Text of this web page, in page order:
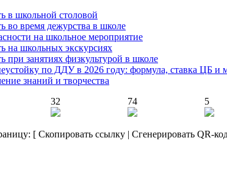
в школьной столовой
во время дежурства в школе
на школьное мероприятие
на школьных экскурсиях
при занятиях физкультурой в школе
по ДДУ в 2026 году: формула, ставка ЦБ и
знаний и творчества
32 74 5
[ Скопировать ссылку | Сгенерировать QR-